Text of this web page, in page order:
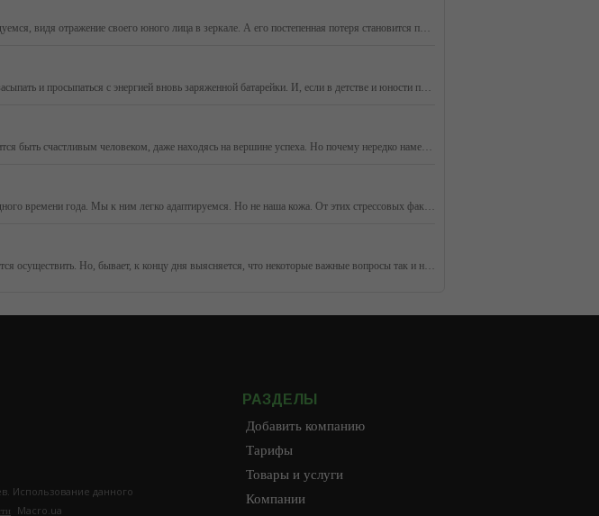
Коллаген – вещество номер один, если речь идет о молодости кожи. Именно благодаря ему мы радуемся, видя отражение своего юного лица в зеркале. А его постепенная потеря становится причиной нашего огорчения, когда замечаем первые признаки старения. Гибкие белковые волокна коллагена и эластина, пересек
Насколько важен качественный сон, мы начинаем понимать, когда уходит способность мгновенно засыпать и просыпаться с энергией вновь заряженной батарейки. И, если в детстве и юности приходилось даже сопротивляться этому, как казалось тогда, вору нашего времени, то с возрастом воспринимаем его как благ
Необходимость принять и полюбить себя сегодня осознают многие. Ведь без этого вряд ли получится быть счастливым человеком, даже находясь на вершине успеха. Но почему нередко намерение изменить отношение к себе не приводит к результату? Неужели полюбить себя так сложно?
Резкие перепады температур, мороз, ветер, сухой воздух помещений - неизменные спутники холодного времени года. Мы к ним легко адаптируемся. Но не наша кожа. От этих стрессовых факторов она может серьезно пострадать. Что предпринять, чтобы этого не случилось? Что нужно коже зимой?
У каждого занятого человека есть определенные планы на день. Хорошо, если все задуманное удается осуществить. Но, бывает, к концу дня выясняется, что некоторые важные вопросы так и не удалось закрыть – то ли прошли мимо внимания, то ли сил не хватило. Как научиться успевать многое, не забывая о глав
Использование данного
Macro.ua
РАЗДЕЛЫ
Добавить компанию
Тарифы
Товары и услуги
Компании